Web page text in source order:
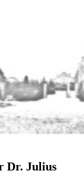
Dr. Julius